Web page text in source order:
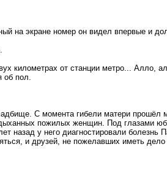
на экране номер он видел впервые и
километрах от станции метро... Алло,
пол.
С момента гибели матери
пожилых женщин. Под глазами
назад у него диагностировали болезнь
и друзей, не пожелавших иметь